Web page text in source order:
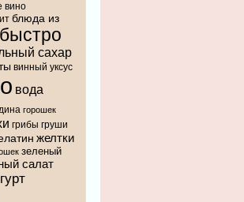
вино
блюда из
быстро
сахар
винный уксус
вода
горошек
грибы груши
желтки
зеленый
салат